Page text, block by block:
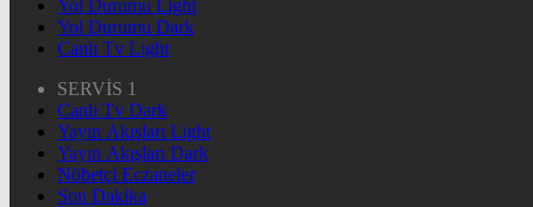
Yol Durumu Light
Yol Durumu Dark
Canlı Tv Light
SERVİS 1
Canlı Tv Dark
Yayın Akışları Light
Yayın Akışları Dark
Nöbetçi Eczaneler
Son Dakika